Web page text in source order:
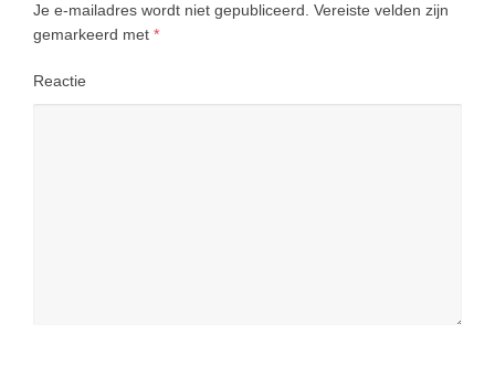
Je e-mailadres wordt niet gepubliceerd. Vereiste velden zijn
gemarkeerd met *
Reactie